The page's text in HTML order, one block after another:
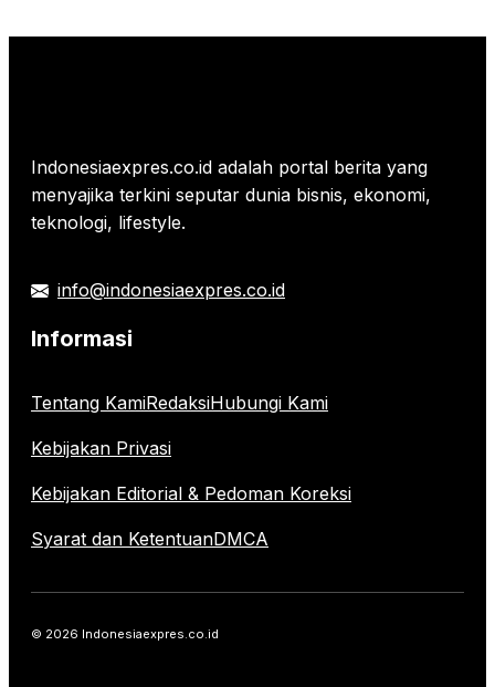
Indonesiaexpres.co.id adalah portal berita yang
menyajika terkini seputar dunia bisnis, ekonomi,
teknologi, lifestyle.
info@indonesiaexpres.co.id
Informasi
Tentang KamiRedaksiHubungi Kami
Kebijakan Privasi
Kebijakan Editorial & Pedoman Koreksi
Syarat dan KetentuanDMCA
© 2026 Indonesiaexpres.co.id